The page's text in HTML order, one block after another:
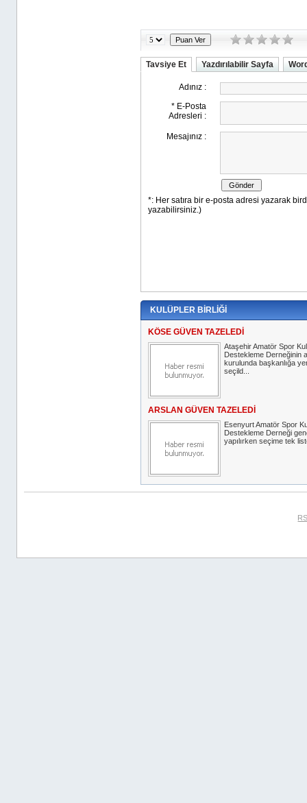
Tavsiye Et Yazdırılabilir Sayfa
KULÜPLER BİRLİĞİ
KÖSE GÜVEN TAZELEDİ
Ataşehir Amatör Spor
Destekleme Derneğinin
kurulunda başkanlığa
seçild...
ARSLAN GÜVEN TAZELEDİ
Esenyurt Amatör Spor
Destekleme Derneği
yapılırken seçime tek